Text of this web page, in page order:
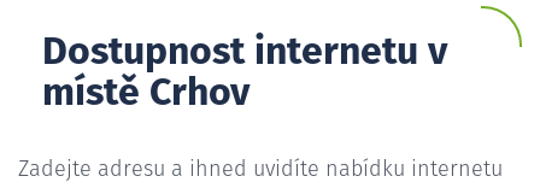
Dostupnost internetu v
místě Crhov
Zadejte adresu a ihned uvidíte nabídku internetu